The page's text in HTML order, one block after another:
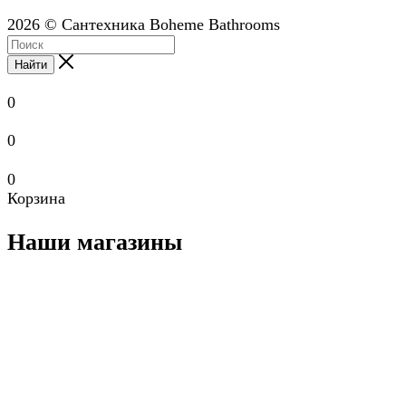
2026 © Сантехника Boheme Bathrooms
Найти
0
0
0
Корзина
Наши магазины